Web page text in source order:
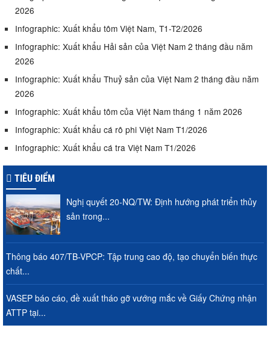
2026
Infographic: Xuất khẩu tôm Việt Nam, T1-T2/2026
Infographic: Xuất khẩu Hải sản của Việt Nam 2 tháng đầu năm
2026
Infographic: Xuất khẩu Thuỷ sản của Việt Nam 2 tháng đầu năm
2026
Infographic: Xuất khẩu tôm của Việt Nam tháng 1 năm 2026
Infographic: Xuất khẩu cá rô phi Việt Nam T1/2026
Infographic: Xuất khẩu cá tra Việt Nam T1/2026
TIÊU ĐIỂM
Nghị quyết 20-NQ/TW: Định hướng phát triển thủy
sản trong...
Thông báo 407/TB-VPCP: Tập trung cao độ, tạo chuyển biến thực
chất...
VASEP báo cáo, đề xuất tháo gỡ vướng mắc về Giấy Chứng nhận
ATTP tại...